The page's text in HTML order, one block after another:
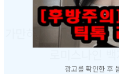
가만히 있었을 뿐인데
광고를 확인한 후